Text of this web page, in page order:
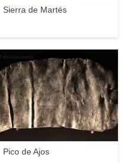
Sierra de Martés
Pico de Ajos
Falconaumanni